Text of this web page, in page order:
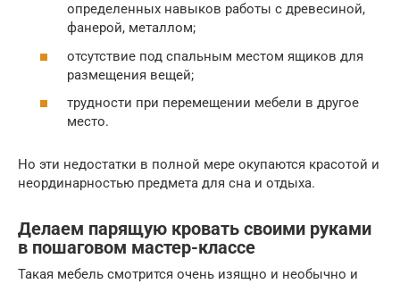
определенных навыков работы с древесиной,
фанерой, металлом;
отсутствие под спальным местом ящиков для
размещения вещей;
трудности при перемещении мебели в другое
место.
Но эти недостатки в полной мере окупаются красотой и
неординарностью предмета для сна и отдыха.
Делаем парящую кровать своими руками
в пошаговом мастер-классе
Такая мебель смотрится очень изящно и необычно и